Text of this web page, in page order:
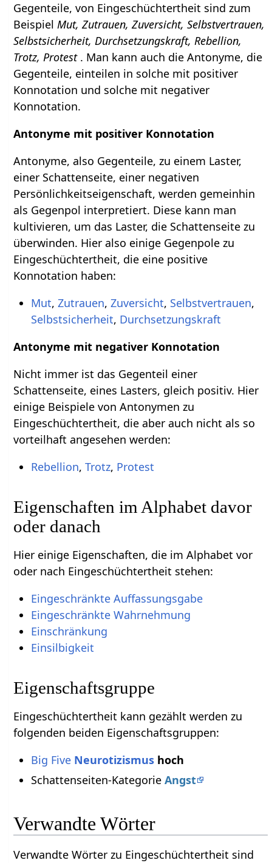
Gegenteile, von Eingeschüchtertheit sind zum
BeispielMut, Zutrauen, Zuversicht, Selbstvertrauen,
Selbstsicherheit, Durchsetzungskraft, Rebellion,
Trotz, Protest . Man kann auch die Antonyme, die
Gegenteile, einteilen in solche mit positiver
Konnotation und solche mit negativer
Konnotation.
Antonyme mit positiver Konnotation
Antonyme, also Gegenteile, zu einem Laster,
einer Schattenseite, einer negativen
Persönlichkeitseigenschaft, werden gemeinhin
als Gegenpol interpretiert. Diese kann man
kultivieren, um das Laster, die Schattenseite zu
überwinden. Hier also einige Gegenpole zu
Eingeschüchtertheit, die eine positive
Konnotation haben:
Mut, Zutrauen, Zuversicht, Selbstvertrauen,
Selbstsicherheit, Durchsetzungskraft
Antonyme mit negativer Konnotation
Nicht immer ist das Gegenteil einer
Schattenseite, eines Lasters, gleich positiv. Hier
einige Beispiele von Antonymen zu
Eingeschüchtertheit, die aber auch nicht als so
vorteilhaft angesehen werden:
Rebellion, Trotz, Protest
Eigenschaften im Alphabet davor
oder danach
Hier einige Eigenschaften, die im Alphabet vor
oder nach Eingeschüchtertheit stehen:
Eingeschränkte Auffassungsgabe
Eingeschränkte Wahrnehmung
Einschränkung
Einsilbigkeit
Eigenschaftsgruppe
Eingeschüchtertheit kann gezählt werden zu
folgenden beiden Eigenschaftsgruppen:
Big Five Neurotizismushoch
Schattenseiten-Kategorie Angst
Verwandte Wörter
Verwandte Wörter zu Eingeschüchtertheit sind